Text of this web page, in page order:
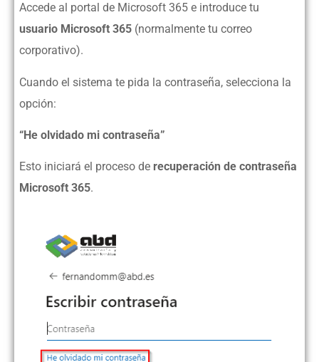
Accede al portal de Microsoft 365 e introduce tu
usuario Microsoft 365 (normalmente tu correo
corporativo).
Cuando el sistema te pida la contraseña, selecciona la
opción:
“He olvidado mi contraseña”
Esto iniciará el proceso de recuperación de contraseña
Microsoft 365.